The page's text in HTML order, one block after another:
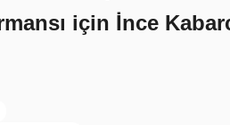
için İnce